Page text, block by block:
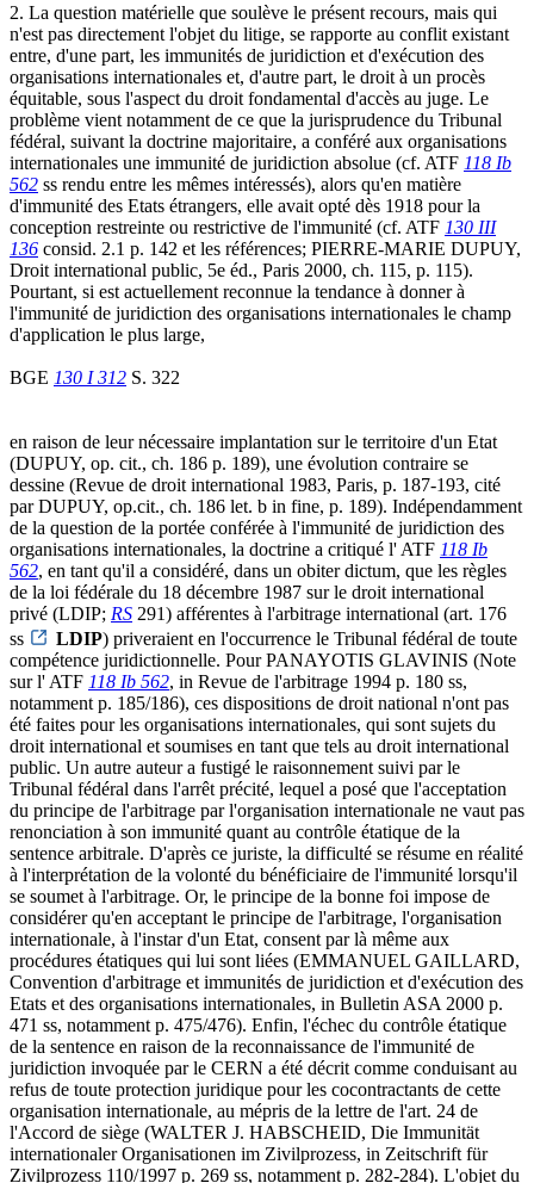
2. La question matérielle que soulève le présent recours, mais qui
n'est pas directement l'objet du litige, se rapporte au conflit existant
entre, d'une part, les immunités de juridiction et d'exécution des
organisations internationales et, d'autre part, le droit à un procès
équitable, sous l'aspect du droit fondamental d'accès au juge. Le
problème vient notamment de ce que la jurisprudence du Tribunal
fédéral, suivant la doctrine majoritaire, a conféré aux organisations
internationales une immunité de juridiction absolue (cf. ATF 118 Ib
562 ss rendu entre les mêmes intéressés), alors qu'en matière
d'immunité des Etats étrangers, elle avait opté dès 1918 pour la
conception restreinte ou restrictive de l'immunité (cf. ATF 130 III
136 consid. 2.1 p. 142 et les références; PIERRE-MARIE DUPUY,
Droit international public, 5e éd., Paris 2000, ch. 115, p. 115).
Pourtant, si est actuellement reconnue la tendance à donner à
l'immunité de juridiction des organisations internationales le champ
d'application le plus large,
BGE 130 I 312 S. 322
en raison de leur nécessaire implantation sur le territoire d'un Etat
(DUPUY, op. cit., ch. 186 p. 189), une évolution contraire se
dessine (Revue de droit international 1983, Paris, p. 187-193, cité
par DUPUY, op.cit., ch. 186 let. b in fine, p. 189). Indépendamment
de la question de la portée conférée à l'immunité de juridiction des
organisations internationales, la doctrine a critiqué l' ATF 118 Ib
562, en tant qu'il a considéré, dans un obiter dictum, que les règles
de la loi fédérale du 18 décembre 1987 sur le droit international
privé (LDIP; RS 291) afférentes à l'arbitrage international (art. 176
ss
LDIP) priveraient en l'occurrence le Tribunal fédéral de toute
compétence juridictionnelle. Pour PANAYOTIS GLAVINIS (Note
sur l' ATF 118 Ib 562, in Revue de l'arbitrage 1994 p. 180 ss,
notamment p. 185/186), ces dispositions de droit national n'ont pas
été faites pour les organisations internationales, qui sont sujets du
droit international et soumises en tant que tels au droit international
public. Un autre auteur a fustigé le raisonnement suivi par le
Tribunal fédéral dans l'arrêt précité, lequel a posé que l'acceptation
du principe de l'arbitrage par l'organisation internationale ne vaut pas
renonciation à son immunité quant au contrôle étatique de la
sentence arbitrale. D'après ce juriste, la difficulté se résume en réalité
à l'interprétation de la volonté du bénéficiaire de l'immunité lorsqu'il
se soumet à l'arbitrage. Or, le principe de la bonne foi impose de
considérer qu'en acceptant le principe de l'arbitrage, l'organisation
internationale, à l'instar d'un Etat, consent par là même aux
procédures étatiques qui lui sont liées (EMMANUEL GAILLARD,
Convention d'arbitrage et immunités de juridiction et d'exécution des
Etats et des organisations internationales, in Bulletin ASA 2000 p.
471 ss, notamment p. 475/476). Enfin, l'échec du contrôle étatique
de la sentence en raison de la reconnaissance de l'immunité de
juridiction invoquée par le CERN a été décrit comme conduisant au
refus de toute protection juridique pour les cocontractants de cette
organisation internationale, au mépris de la lettre de l'art. 24 de
l'Accord de siège (WALTER J. HABSCHEID, Die Immunität
internationaler Organisationen im Zivilprozess, in Zeitschrift für
Zivilprozess 110/1997 p. 269 ss, notamment p. 282-284). L'objet du